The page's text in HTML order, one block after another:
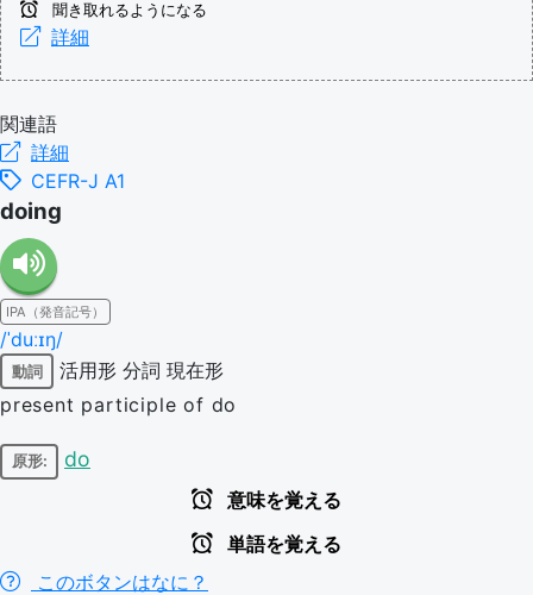
聞き取れるようになる
詳細
関連語
詳細
CEFR-J A1
doing
IPA（発音記号）
/ˈduːɪŋ/
動詞 活用形 分詞 現在形
present participle of do
原形: do
意味を覚える
単語を覚える
このボタンはなに？